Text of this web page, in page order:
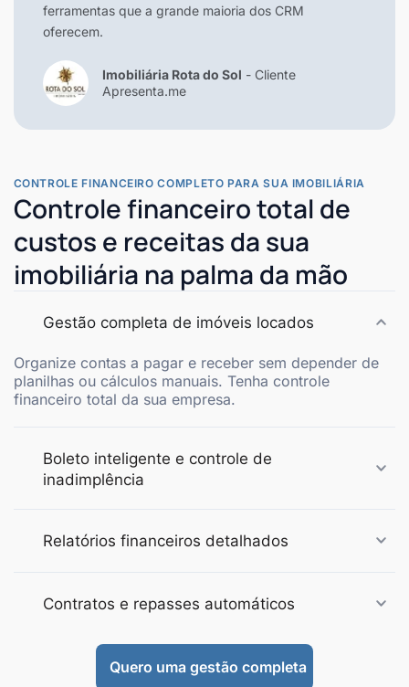
CONTROLE FINANCEIRO COMPLETO PARA SUA IMOBILIÁRIA
Controle financeiro total de
custos e receitas da sua
imobiliária na palma da mão
Gestão completa de imóveis locados
Organize contas a pagar e receber sem depender de
planilhas ou cálculos manuais. Tenha controle
financeiro total da sua empresa.
Boleto inteligente e controle de
inadimplência
Relatórios financeiros detalhados
Contratos e repasses automáticos
Quero uma gestão completa
ferramentas que a grande maioria dos CRM
oferecem.
Imobiliária Rota do Sol - Cliente
Apresenta.me